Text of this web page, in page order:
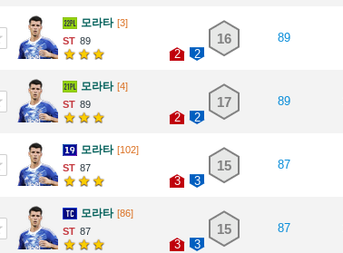
모라타 [3]
89
2 2
16 89
모라타 [4]
89
2 2
17 89
모라타 [102]
87
3 3
15 87
모라타 [86]
87
3 3
15 87